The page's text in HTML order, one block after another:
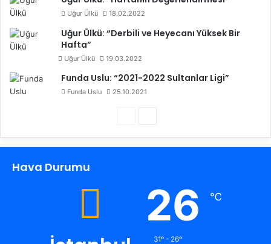
Uğur Ülkü 18.02.2022
Uğur Ülkü: “Derbili ve Heyecanı Yüksek Bir
Hafta”
Uğur Ülkü 19.03.2022
Funda Uslu: “2021-2022 Sultanlar Ligi”
Funda Uslu 25.10.2021
c
n
k
i
Hava Durumu
26 ℃
31º - 26º